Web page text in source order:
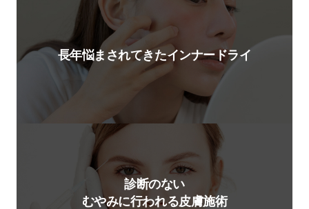
長年悩まされてきたインナードライ
診断のない
むやみに行われる皮膚施術